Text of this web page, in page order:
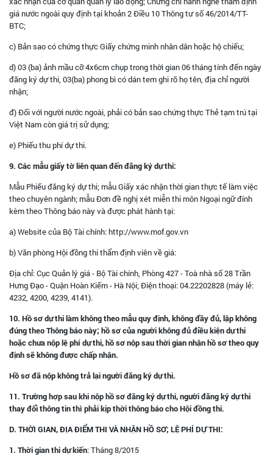
giá nước ngoài quy định tại khoản 2 Điều 10 Thông tư số 46/2014/TT-
BTC;
c) Bản sao có chứng thực Giấy chứng minh nhân dân hoặc hộ chiếu;
d) 03 (ba) ảnh mầu cỡ 4x6cm chụp trong thời gian 06 tháng tính đến ngày
đăng ký dự thi, 03(ba) phong bì có dán tem ghi rõ họ tên, địa chỉ người
nhận;
đ) Đối với người nước ngoài, phải có bản sao chứng thực Thẻ tạm trú tại
Việt Nam còn giá trị sử dụng;
e) Phiếu thu phí dự thi.
9. Các mẫu giấy tờ liên quan đến đăng ký dự thi:
Mẫu Phiếu đăng ký dự thi; mẫu Giấy xác nhận thời gian thực tế làm việc
theo chuyên ngành; mẫu Đơn đề nghị xét miễn thi môn Ngoại ngữ đính
kèm theo Thông báo này và được phát hành tại:
a) Website của Bộ Tài chính: http://www.mof.gov.vn
b) Văn phòng Hội đồng thi thẩm định viên về giá:
Địa chỉ: Cục Quản lý giá - Bộ Tài chính, Phòng 427 - Toà nhà số 28 Trần
Hưng Đạo - Quận Hoàn Kiếm - Hà Nội; Điện thoại: 04.22202828 (máy lẻ:
4232, 4200, 4239, 4141).
10. Hồ sơ dự thi làm không theo mẫu quy định, không đầy đủ, lập không
đúng theo Thông báo này; hồ sơ của người không đủ điều kiện dự thi
hoặc chưa nộp lệ phí dự thi, hồ sơ nộp sau thời gian nhận hồ sơ theo quy
định sẽ không được chấp nhận.
Hồ sơ đã nộp không trả lại người đăng ký dự thi.
11. Trường hợp sau khi nộp hồ sơ đăng ký dự thi, người đăng ký dự thi
thay đổi thông tin thì phải kịp thời thông báo cho Hội đồng thi.
D. THỜI GIAN, ĐỊA ĐIỂM THI VÀ NHẬN HỒ SƠ; LỆ PHÍ DỰ THI:
1. Thời gian thi dự kiến: Tháng 8/2015